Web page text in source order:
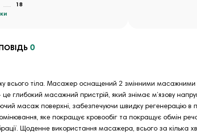
18
0
всього тіла. Масажер оснащений 2 змінними масажними
масажний пристрій, який знімає м’язову
масаж поверхні, забезпечуючи швидку регенерацію в
яке покращує кровообіг та покращує обмін
Щоденне використання масажера, всього за кілька